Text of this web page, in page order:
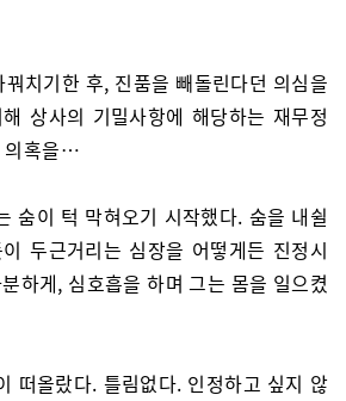
치기한 후, 진품을 빼돌린다던 의심을
상사의 기밀사항에 해당하는 재무정
의혹을…
숨이 턱 막혀오기 시작했다. 숨을 내쉴
두근거리는 심장을 어떻게든 진정시
하게, 심호흡을 하며 그는 몸을 일으켰
떠올랐다. 틀림없다. 인정하고 싶지 않